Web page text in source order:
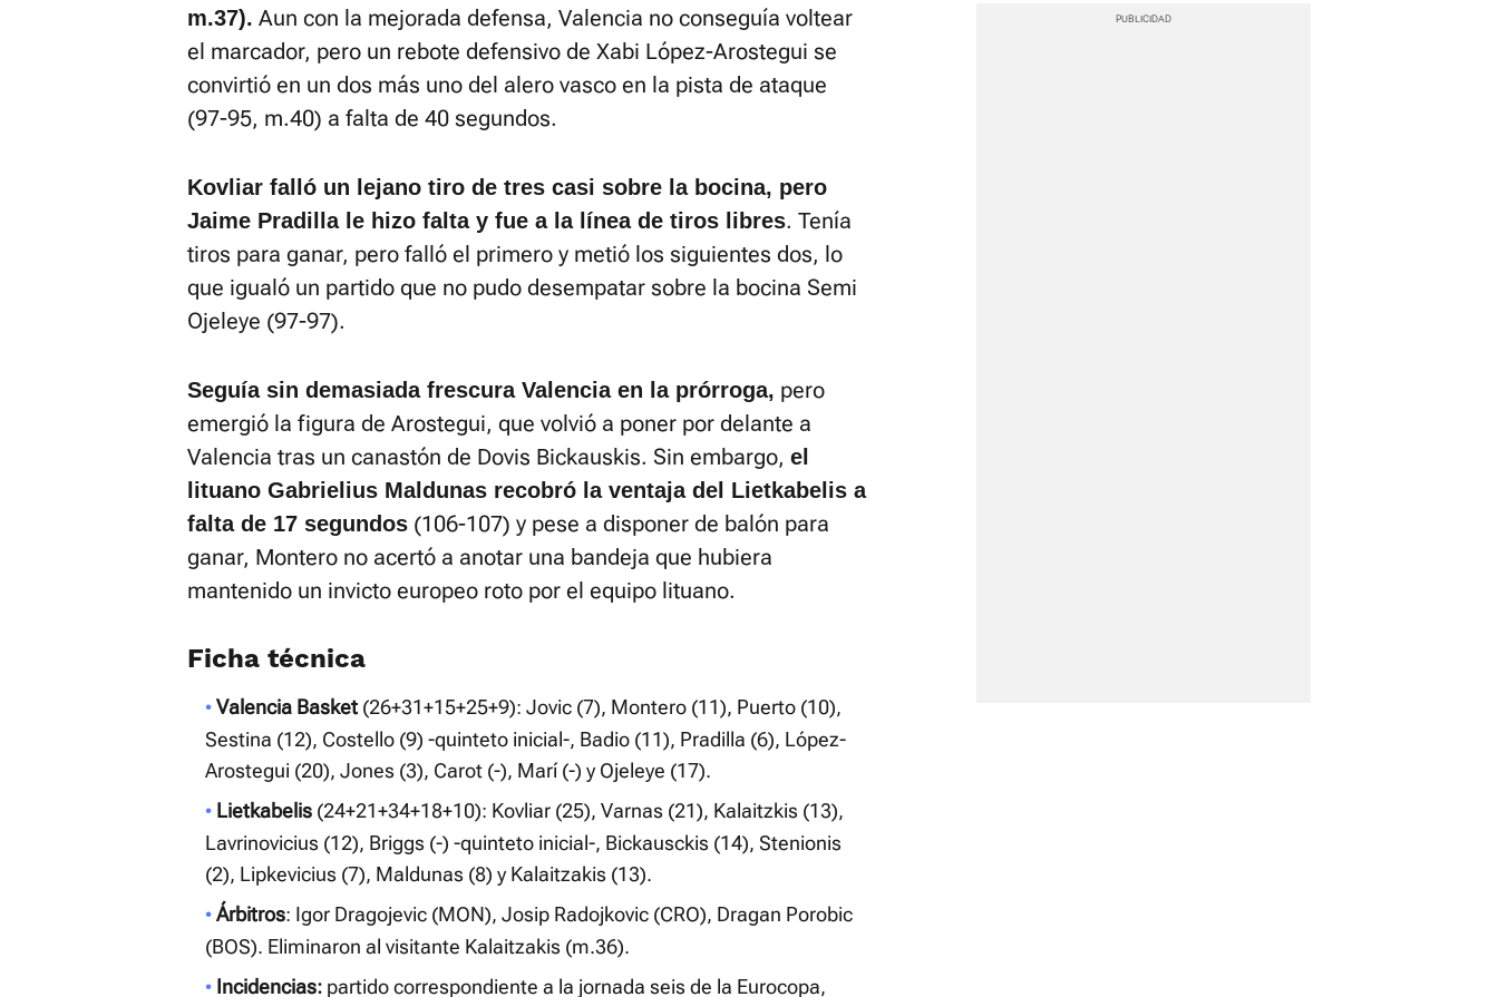
m.37). Aun con la mejorada defensa, Valencia no conseguía voltear
el marcador, pero un rebote defensivo de Xabi López-Arostegui se
convirtió en un dos más uno del alero vasco en la pista de ataque
(97-95, m.40) a falta de 40 segundos.
Kovliar falló un lejano tiro de tres casi sobre la bocina, pero
Jaime Pradilla le hizo falta y fue a la línea de tiros libres. Tenía
tiros para ganar, pero falló el primero y metió los siguientes dos, lo
que igualó un partido que no pudo desempatar sobre la bocina Semi
Ojeleye (97-97).
Seguía sin demasiada frescura Valencia en la prórroga, pero
emergió la figura de Arostegui, que volvió a poner por delante a
Valencia tras un canastón de Dovis Bickauskis. Sin embargo, el
lituano Gabrielius Maldunas recobró la ventaja del Lietkabelis a
falta de 17 segundos (106-107) y pese a disponer de balón para
ganar, Montero no acertó a anotar una bandeja que hubiera
mantenido un invicto europeo roto por el equipo lituano.
Ficha técnica
Valencia Basket (26+31+15+25+9): Jovic (7), Montero (11), Puerto (10),
Sestina (12), Costello (9) -quinteto inicial-, Badio (11), Pradilla (6), López-
Arostegui (20), Jones (3), Carot (-), Marí (-) y Ojeleye (17).
Lietkabelis (24+21+34+18+10): Kovliar (25), Varnas (21), Kalaitzkis (13),
Lavrinovicius (12), Briggs (-) -quinteto inicial-, Bickausckis (14), Stenionis
(2), Lipkevicius (7), Maldunas (8) y Kalaitzakis (13).
Árbitros: Igor Dragojevic (MON), Josip Radojkovic (CRO), Dragan Porobic
(BOS). Eliminaron al visitante Kalaitzakis (m.36).
Incidencias: partido correspondiente a la jornada seis de la Eurocopa,